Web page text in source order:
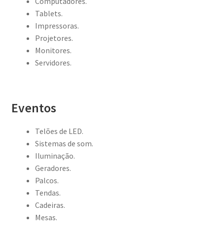
Tablets.
Impressoras.
Projetores.
Monitores.
Servidores.
Eventos
Telões de LED.
Sistemas de som.
Iluminação.
Geradores.
Palcos.
Tendas.
Cadeiras.
Mesas.